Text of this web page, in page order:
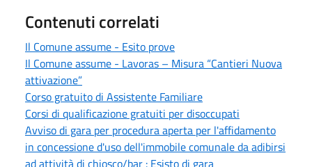
Contenuti correlati
Il Comune assume - Esito prove
Il Comune assume - Lavoras – Misura “Cantieri Nuova
attivazione”
Corso gratuito di Assistente Familiare
Corsi di qualificazione gratuiti per disoccupati
Avviso di gara per procedura aperta per l'affidamento
in concessione d'uso dell'immobile comunale da adibirsi
ad attività di chiosco/bar : Esisto di gara